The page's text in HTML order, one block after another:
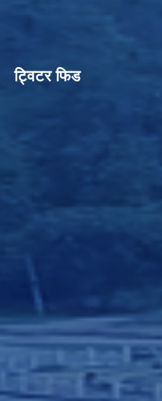
ट्विटर फिड